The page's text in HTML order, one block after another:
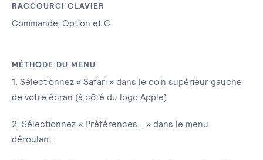
RACCOURCI CLAVIER
Commande, Option et C
MÉTHODE DU MENU
1. Sélectionnez « Safari » dans le coin supérieur gauche
de votre écran (à côté du logo Apple).
2. Sélectionnez « Préférences... » dans le menu
déroulant.